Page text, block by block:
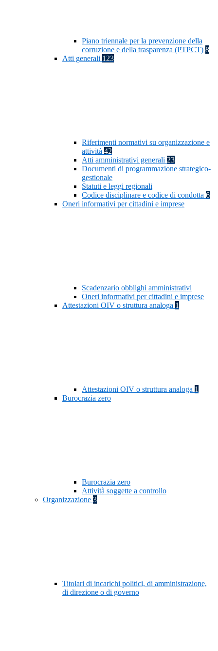
Piano triennale per la prevenzione della
corruzione e della trasparenza (PTPCT) 8
Atti generali 123
Riferimenti normativi su organizzazione e
attività 42
Atti amministrativi generali 23
Documenti di programmazione strategico-
gestionale
Statuti e leggi regionali
Codice disciplinare e codice di condotta 6
Oneri informativi per cittadini e imprese
Scadenzario obblighi amministrativi
Oneri informativi per cittadini e imprese
Attestazioni OIV o struttura analoga 1
Attestazioni OIV o struttura analoga 1
Burocrazia zero
Burocrazia zero
Attività soggette a controllo
Organizzazione 3
Titolari di incarichi politici, di amministrazione,
di direzione o di governo